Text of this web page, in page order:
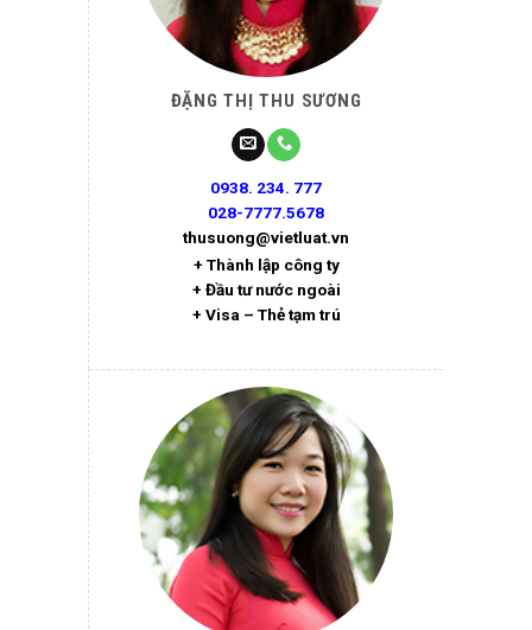
ĐẶNG THỊ THU SƯƠNG
0938. 234. 777
028-7777.5678
thusuong@vietluat.vn
+ Thành lập công ty
+ Đầu tư nước ngoài
+ Visa – Thẻ tạm trú